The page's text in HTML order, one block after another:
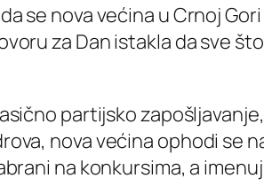
se nova većina u Crnoj
za Dan istakla da sve
partijsko
nova većina ophodi se
na konkursima, a